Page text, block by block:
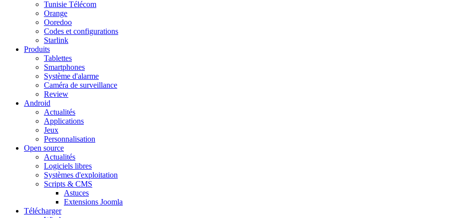
Tunisie Télécom
Orange
Ooredoo
Codes et configurations
Starlink
Produits
Tablettes
Smartphones
Système d'alarme
Caméra de surveillance
Review
Android
Actualités
Applications
Jeux
Personnalisation
Open source
Actualités
Logiciels libres
Systèmes d'exploitation
Scripts & CMS
Astuces
Extensions Joomla
Télécharger